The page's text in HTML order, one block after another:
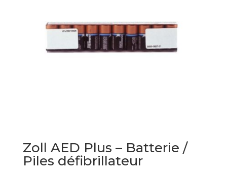
Zoll AED Plus – Batterie /
Piles défibrillateur